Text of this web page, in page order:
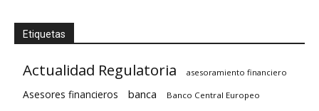
Etiquetas
Actualidad Regulatoria asesoramiento financiero
Asesores financieros banca Banco Central Europeo